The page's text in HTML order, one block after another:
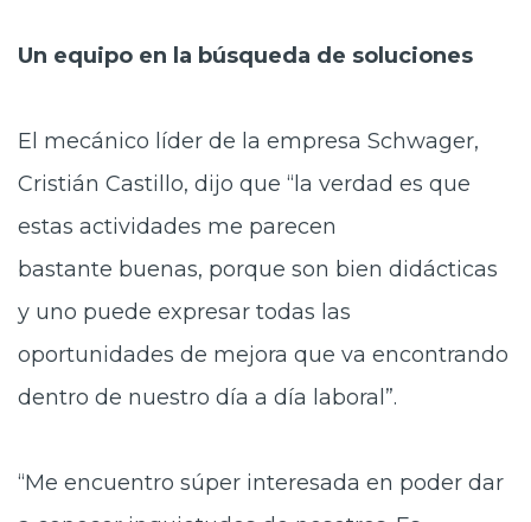
Un equipo en la búsqueda de soluciones
El mecánico líder de la empresa Schwager,
Cristián Castillo, dijo que “la verdad es que
estas actividades me parecen
bastante buenas, porque son bien didácticas
y uno puede expresar todas las
oportunidades de mejora que va encontrando
dentro de nuestro día a día laboral”.
“Me encuentro súper interesada en poder dar